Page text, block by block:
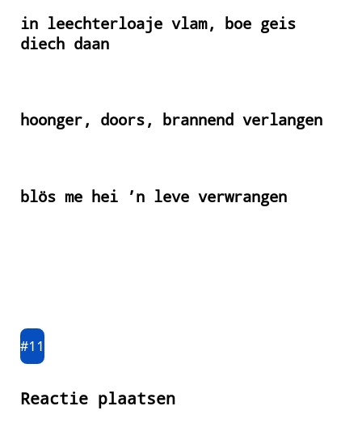
in leechterloaje vlam, boe geis
diech daan
hoonger, doors, brannend verlangen
blös me hei ’n leve verwrangen
#11
Reactie plaatsen